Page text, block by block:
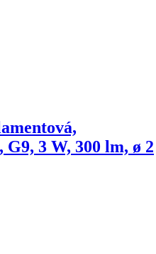
3 W, 300 lm, ø 2